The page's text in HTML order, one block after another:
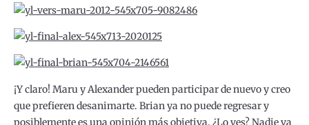
¡Y claro! Maru y Alexander pueden participar de nuevo y creo
que prefieren desanimarte. Brian ya no puede regresar y
posiblemente es una opinión más objetiva. ¿Lo ves? Nadie va